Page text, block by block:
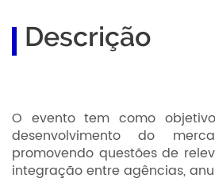
Descrição
O evento tem como
desenvolvimento do
promovendo questões de
integração entre agências,